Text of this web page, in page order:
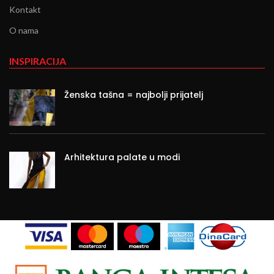
Kontakt
O nama
INSPIRACIJA
Ženska tašna = najbolji prijatelj
Arhitektura palate u modi